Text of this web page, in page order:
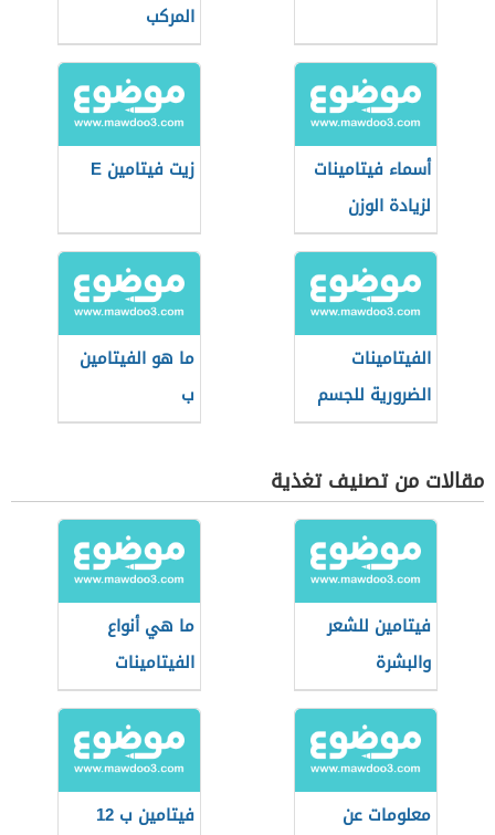
المركب
أسماء فيتامينات
لزيادة الوزن
زيت فيتامين E
الفيتامينات
الضرورية للجسم
ما هو الفيتامين
ب
مقالات من تصنيف تغذية
فيتامين للشعر
والبشرة
ما هي أنواع
الفيتامينات
معلومات عن
فيتامين ب 12